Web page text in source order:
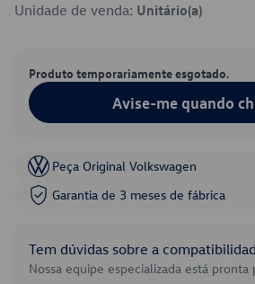
Unidade de venda: Unitário(a)
Produto temporariamente esgotado.
Avise-me quando
Peça Original Volkswagen
Garantia de 3 meses de fábrica
Tem dúvidas sobre a
Nossa equipe especializada está pronta